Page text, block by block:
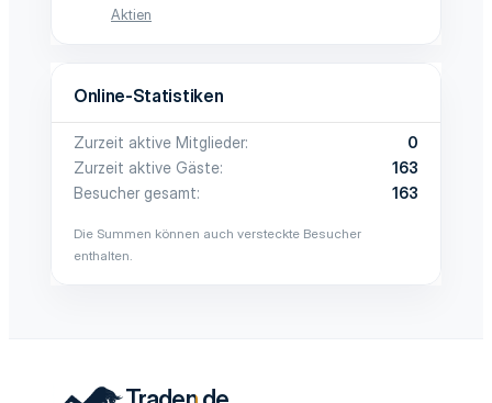
Aktien
Online-Statistiken
Zurzeit aktive Mitglieder
0
Zurzeit aktive Gäste
163
Besucher gesamt
163
Die Summen können auch versteckte Besucher
enthalten.